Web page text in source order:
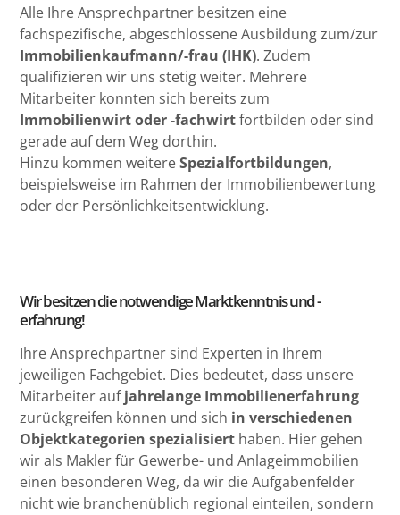
Alle Ihre Ansprechpartner besitzen eine
fachspezifische, abgeschlossene Ausbildung zum/zur
Immobilienkaufmann/-frau (IHK). Zudem
qualifizieren wir uns stetig weiter. Mehrere
Mitarbeiter konnten sich bereits zum
Immobilienwirt oder -fachwirtfortbilden oder sind
gerade auf dem Weg dorthin.
Hinzu kommen weitereSpezialfortbildungen,
beispielsweise im Rahmen der Immobilienbewertung
oder der Persönlichkeitsentwicklung.
Wir besitzen die notwendige Marktkenntnis und -
erfahrung!
Ihre Ansprechpartner sind Experten in Ihrem
jeweiligen Fachgebiet. Dies bedeutet, dass unsere
Mitarbeiter aufjahrelange Immobilienerfahrung
zurückgreifen können und sich in verschiedenen
Objektkategorien spezialisiert haben. Hier gehen
wir als Makler für Gewerbe- und Anlageimmobilien
einen besonderen Weg, da wir die Aufgabenfelder
nicht wie branchenüblich regional einteilen, sondern